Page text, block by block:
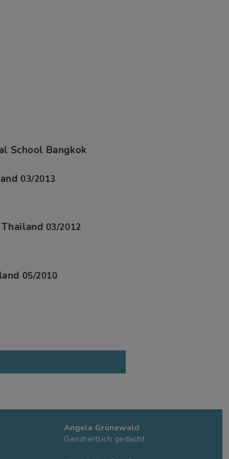
School Bangkok
03/2013
03/2012
05/2010
Angela Grünewald
Ganzheitlich gedacht